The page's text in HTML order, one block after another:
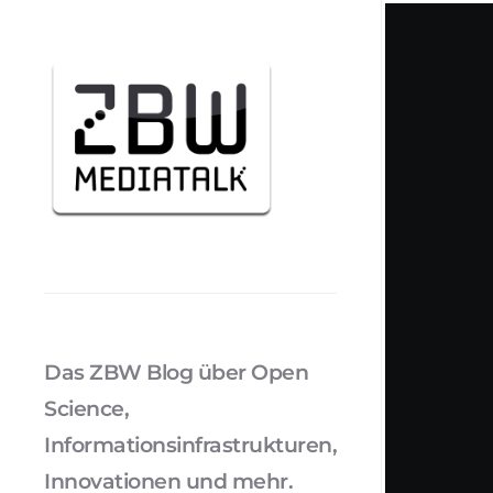
Das ZBW Blog über Open
Science,
Informationsinfrastrukturen,
Innovationen und mehr.